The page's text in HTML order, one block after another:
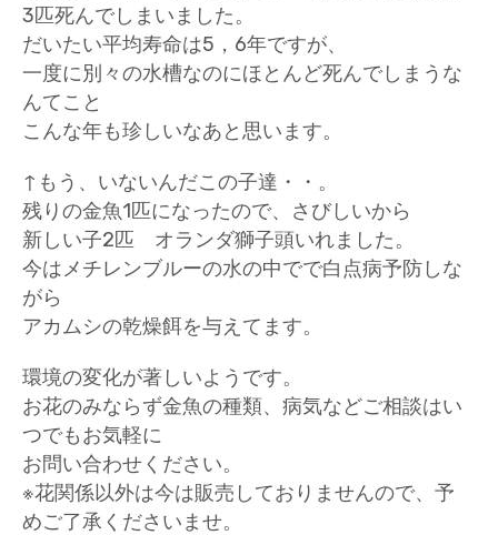
3匹死んでしまいました。
だいたい平均寿命は5，6年ですが、
一度に別々の水槽なのにほとんど死んでしまうな
んてこと
こんな年も珍しいなあと思います。
↑もう、いないんだこの子達・・。
残りの金魚1匹になったので、さびしいから
新しい子2匹 オランダ獅子頭いれました。
今はメチレンブルーの水の中でで白点病予防しな
がら
アカムシの乾燥餌を与えてます。
環境の変化が著しいようです。
お花のみならず金魚の種類、病気などご相談はい
つでもお気軽に
お問い合わせください。
※花関係以外は今は販売しておりませんので、予
めご了承くださいませ。